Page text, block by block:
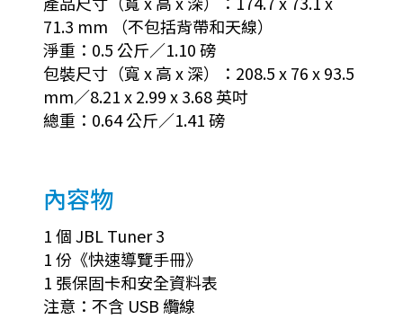
71.3 mm （不包括背帶和天線）
淨重：0.5 公斤／1.10 磅
包裝尺寸（寬 x 高 x 深）：208.5 x 76 x 93.5
mm／8.21 x 2.99 x 3.68 英吋
總重：0.64 公斤／1.41 磅
內容物
1 個 JBL Tuner 3
1 份《快速導覽手冊》
1 張保固卡和安全資料表
注意：不含 USB 纜線